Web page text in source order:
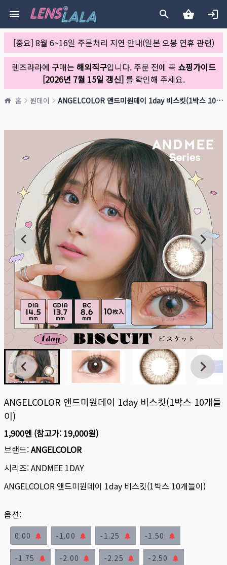
[중요] 8월 6~16일 주문처리 지연 안내(일본 오봉 연휴 관련)
렌즈라라에 구매는 해외직구입니다. 주문 전에 꼭 쇼핑가이드
[2026년 7월 15일 갱신]를 확인해 주세요.
홈 원데이 ANGELCOLOR 앤드미원데이 1day 비스킷(1박스 10개들이)
ANGELCOLOR 앤드미원데이 1day 비스킷(1박스 10개들
이)
1,900엔 (참고가: 19,000원)
브랜드:ANGELCOLOR
시리즈:ANDMEE 1DAY
ANGELCOLOR 앤드미원데이 1day 비스킷(1박스 10개들이)
옵션:
0.00 -1.00 -1.25 -1.50
-1.75 -2.00 -2.25 -2.50